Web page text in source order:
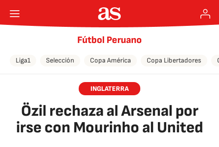
Fútbol Peruano
Liga1 Selección Copa América Copa Libertadores
INGLATERRA
Özil rechaza al Arsenal por
irse con Mourinho al United